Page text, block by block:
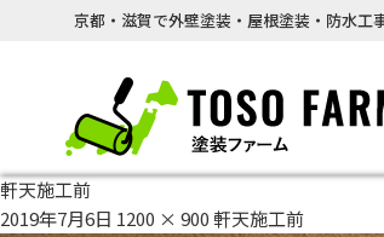
京都・滋賀で外壁塗装・屋根塗装・防水工
軒天施工前
2019年7月6日 1200 × 900 軒天施工前